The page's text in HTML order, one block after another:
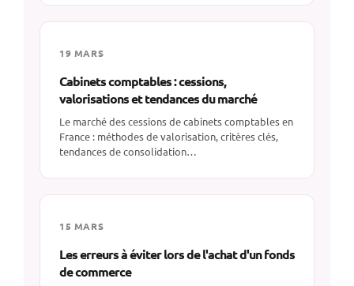
19 MARS
Cabinets comptables : cessions,
valorisations et tendances du marché
Le marché des cessions de cabinets comptables en
France : méthodes de valorisation, critères clés,
tendances de consolidation…
15 MARS
Les erreurs à éviter lors de l'achat d'un fonds
de commerce